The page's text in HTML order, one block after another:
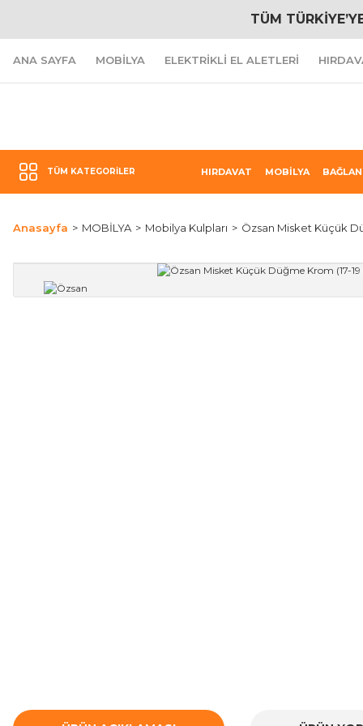
TÜM
ANA SAYFA MOBİLYA ELEKTRİKLİ EL ALETLERİ
TÜM KATEGORILER HIRDAVAT MOBİLYA
Anasayfa MOBİLYA Mobilya Kulpları Özsan Misket Küçük